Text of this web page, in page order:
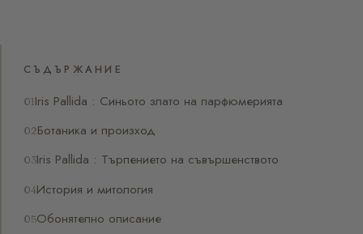
СЪДЪРЖАНИЕ
Iris Pallida : Синьото злато на парфюмерията
Ботаника и произход
Iris Pallida : Търпението на съвършенството
История и митология
Обонятелно описание